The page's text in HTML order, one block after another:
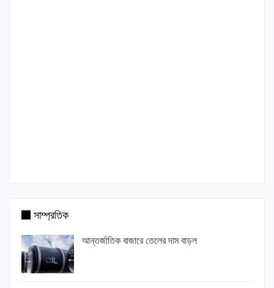
সাম্প্রতিক
আন্তর্জাতিক বাজারে তেলের দাম বাড়ল